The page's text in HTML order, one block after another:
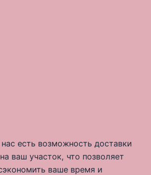
есть возможность доставки
ваш участок, что позволяет
ваше время и